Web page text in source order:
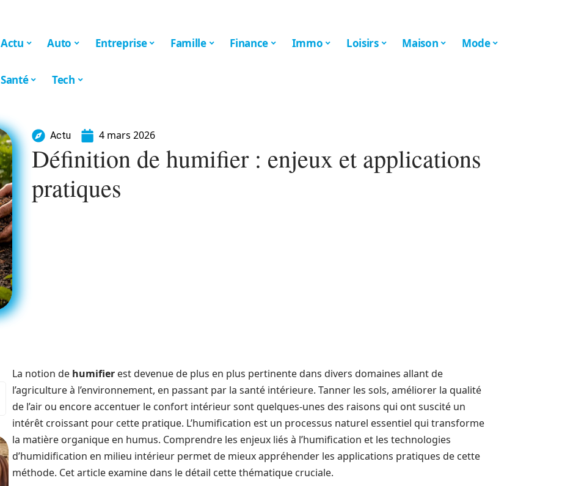
Actu Auto Entreprise Famille Finance Immo Loisirs Maison Mode
Santé Tech
Actu 4 mars 2026
Définition de humifier : enjeux et applications
pratiques
La notion de humifier est devenue de plus en plus pertinente dans divers domaines allant de
l’agriculture à l’environnement, en passant par la santé intérieure. Tanner les sols, améliorer la qualité
de l’air ou encore accentuer le confort intérieur sont quelques-unes des raisons qui ont suscité un
intérêt croissant pour cette pratique. L’humification est un processus naturel essentiel qui transforme
la matière organique en humus. Comprendre les enjeux liés à l’humification et les technologies
d’humidification en milieu intérieur permet de mieux appréhender les applications pratiques de cette
méthode. Cet article examine dans le détail cette thématique cruciale.